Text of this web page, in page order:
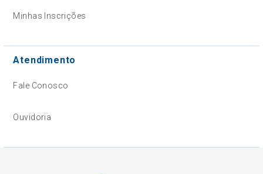
Minhas Inscrições
Atendimento
Fale Conosco
Ouvidoria